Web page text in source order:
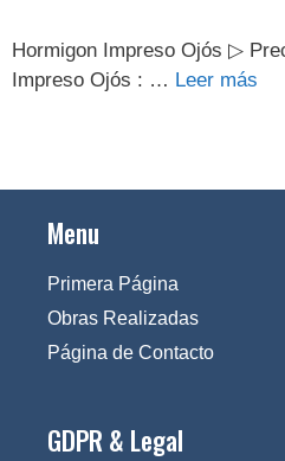
Hormigon Impreso Ojós ▷
Impreso Ojós : … Leer más
Menu
Primera Página
Obras Realizadas
Página de Contacto
GDPR & Legal